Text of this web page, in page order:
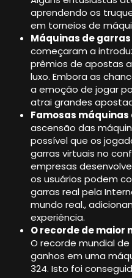
aprendendo os
em torneios de
Máquinas de
começaram a
prêmios de apostas
luxo. Embora as
a emoção de jogar
atrai grandes
Famosas
ascensão das
possível que os
garras virtuais no
empresas
os usuários podem
garras real pela
mundo real.,
experiência.
O recorde de maior
O recorde mundial
ganhos em uma
324. Isto foi